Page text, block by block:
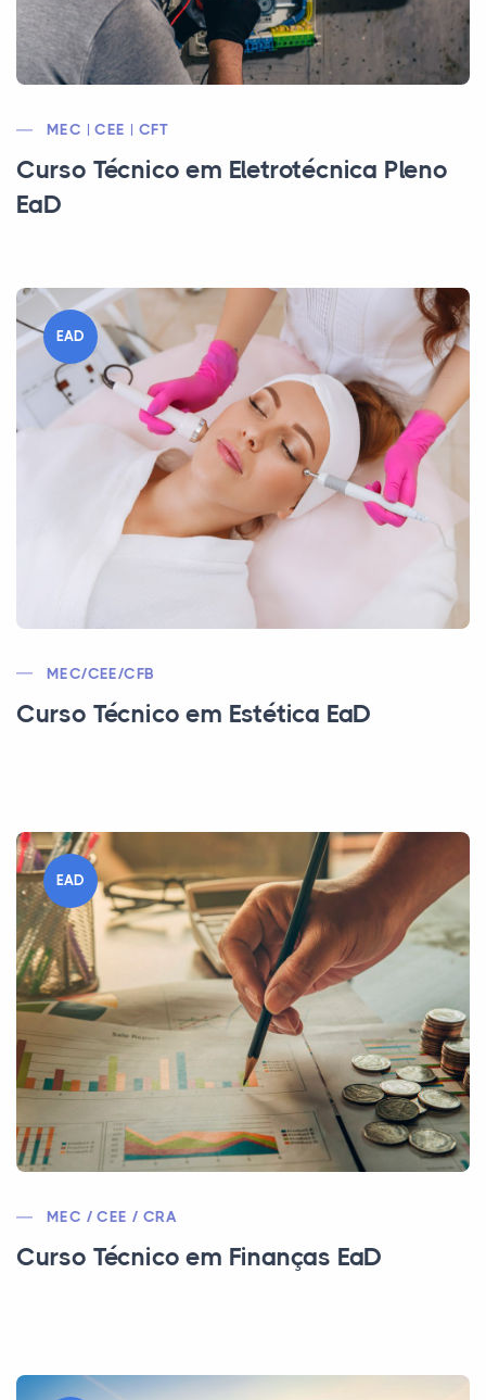
MEC | CEE | CFT
Curso Técnico em Eletrotécnica Pleno
EaD
EAD
MEC/CEE/CFB
Curso Técnico em Estética EaD
EAD
MEC / CEE / CRA
Curso Técnico em Finanças EaD